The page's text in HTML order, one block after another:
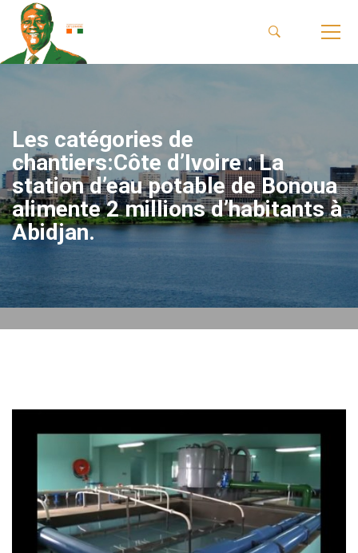
Les catégories de
chantiers:Côte d’Ivoire : La
station d’eau potable de Bonoua
alimente 2 millions d’habitants à
Abidjan.